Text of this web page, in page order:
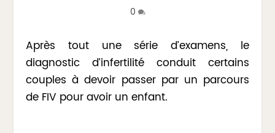
0
Après tout une série d’examens, le
diagnostic d’infertilité conduit certains
couples à devoir passer par un parcours
de FIV pour avoir un enfant.